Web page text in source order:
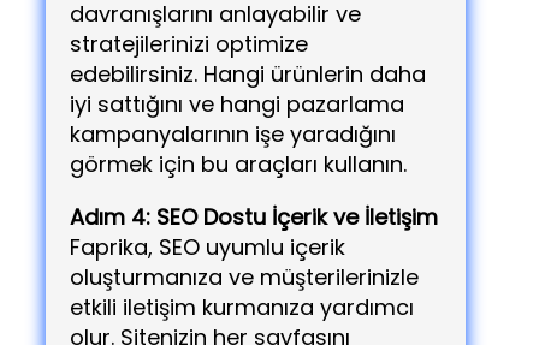
davranışlarını anlayabilir ve
stratejilerinizi optimize
edebilirsiniz. Hangi ürünlerin daha
iyi sattığını ve hangi pazarlama
kampanyalarının işe yaradığını
görmek için bu araçları kullanın.
Adım 4: SEO Dostu İçerik ve İletişim
Faprika, SEO uyumlu içerik
oluşturmanıza ve müşterilerinizle
etkili iletişim kurmanıza yardımcı
olur. Sitenizin her sayfasını